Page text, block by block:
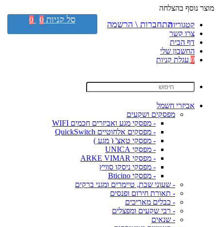
מוצר נוסף בהצלחה
קטגוריות
צרו קשר
דף הבית
החשבון שלי
0 עגלת קניות
אביזרי חשמל
מפסקים ושקעים
- מפסקי מגע ואביזרים חכמים WIFI
- מפסקים אלחוטיים QuickSwitch
- מפסקי טאצ' ( מגע )
- מפסקי UNICA
- מפסקי ARKE VIMAR
- מפסקי ניסקו סוויץ
- מפסקי Bticino
- שעוני שבת, טיימרים ומגני ברקים
- תאורת חירום ופנסים
- כבלים מאריכים
- רבי שקעים ומפצלים
- שנאים
התחברות \ הרשמה סל קניות 0
0